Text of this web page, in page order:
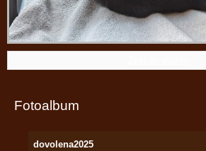
Fotoalbum
dovolena2025